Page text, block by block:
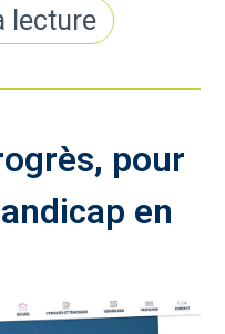
lecture
pour
en